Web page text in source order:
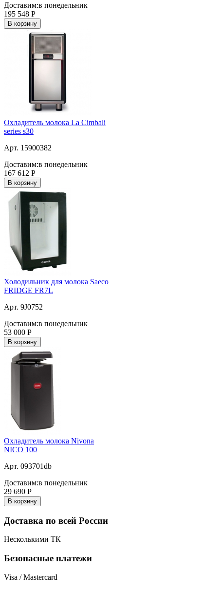
Доставим:в понедельник
195 548 Р
В корзину
Охладитель молока La Cimbali
series s30
Арт. 15900382
Доставим:в понедельник
167 612 Р
В корзину
Холодильник для молока Saeco
FRIDGE FR7L
Арт. 9J0752
Доставим:в понедельник
53 000 Р
В корзину
Охладитель молока Nivona
NICO 100
Арт. 093701db
Доставим:в понедельник
29 690 Р
В корзину
Доставка по всей России
Несколькими ТК
Безопасные платежи
Visa / Mastercard